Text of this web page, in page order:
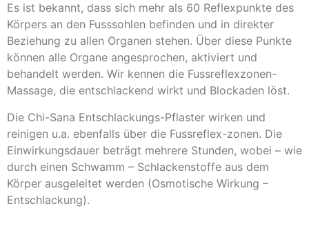
Es ist bekannt, dass sich mehr als 60 Reflexpunkte des
Körpers an den Fusssohlen befinden und in direkter
Beziehung zu allen Organen stehen. Über diese Punkte
können alle Organe angesprochen, aktiviert und
behandelt werden. Wir kennen die Fussreflexzonen-
Massage, die entschlackend wirkt und Blockaden löst.
Die Chi-Sana Entschlackungs-Pflaster wirken und
reinigen u.a. ebenfalls über die Fussreflex-zonen. Die
Einwirkungsdauer beträgt mehrere Stunden, wobei – wie
durch einen Schwamm – Schlackenstoffe aus dem
Körper ausgeleitet werden (Osmotische Wirkung –
Entschlackung).